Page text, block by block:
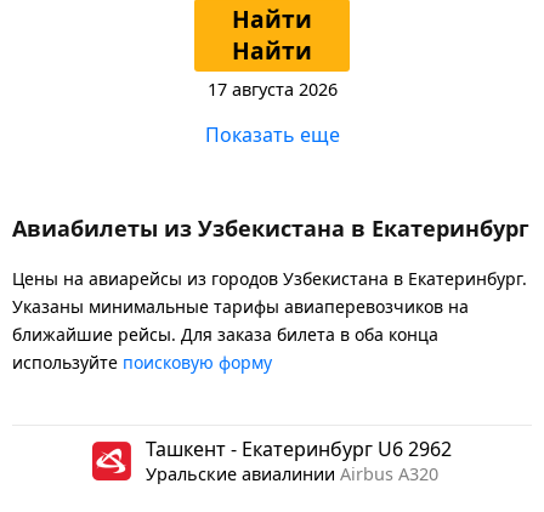
Найти
Найти
17 августа 2026
Показать еще
Авиабилеты из Узбекистана в Екатеринбург
Цены на авиарейсы из городов Узбекистана в Екатеринбург.
Указаны минимальные тарифы авиаперевозчиков на
ближайшие рейсы. Для заказа билета в оба конца
используйте поисковую форму
Ташкент - Екатеринбург U6 2962
Уральские авиалинии Airbus A320